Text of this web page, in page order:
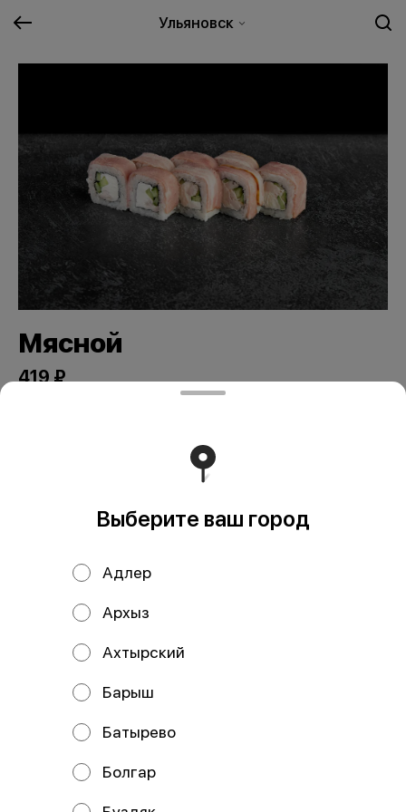
Ульяновск
Мясной
419 ₽
Состав: рис, нори, сыр творожный, огурец, курица х/к,
Мы рекомендуем
креветка
Выберите ваш город
Адлер
Архыз
Ахтырский
Барыш
Батырево
Болгар